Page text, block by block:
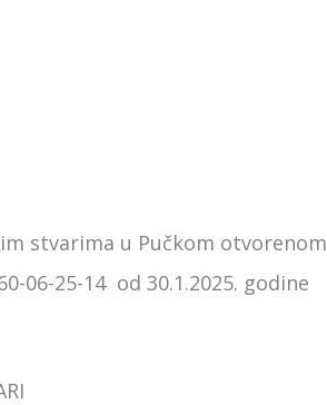
stvarima u Pučkom otvorenom
06-25-14 od 30.1.2025. godine